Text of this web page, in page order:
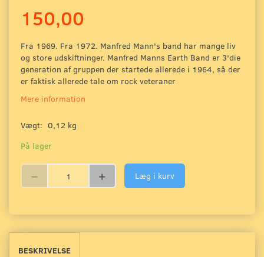
150,00
Fra 1969. Fra 1972. Manfred Mann's band har mange liv
og store udskiftninger. Manfred Manns Earth Band er 3'die
generation af gruppen der startede allerede i 1964, så der
er faktisk allerede tale om rock veteraner
Mere information
Vægt: 0,12 kg
På lager
Læg i kurv
BESKRIVELSE